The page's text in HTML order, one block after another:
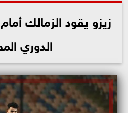
زيزو يقود الزمالك
الدوري